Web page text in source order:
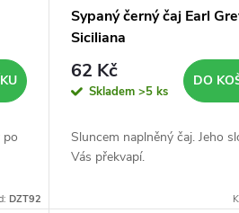
po
DZT92
Sypaný černý čaj Earl
Siciliana
62 Kč
Skladem >5 ks
DO
Sluncem naplněný čaj. Jeho
Vás překvapí.